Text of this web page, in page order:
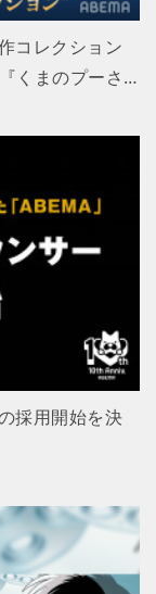
コレクション
くまのプーさ…
採用開始を決